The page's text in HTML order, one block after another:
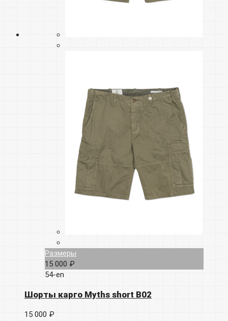
Размеры
15 000 ₽
54-en
Шорты карго Myths short B02
15 000 ₽